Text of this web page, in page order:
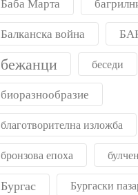
Баба Марта
Балканска война
бежанци беседи
биоразнообразие
благотворителна изложба
бронзова епоха
Бургас Бургаски